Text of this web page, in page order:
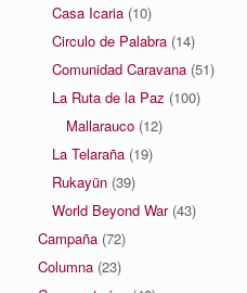
Casa Icaria (10)
Circulo de Palabra (14)
Comunidad Caravana (51)
La Ruta de la Paz (100)
Mallarauco (12)
La Telaraña (19)
Rukayün (39)
World Beyond War(43)
Campaña (72)
Columna (23)